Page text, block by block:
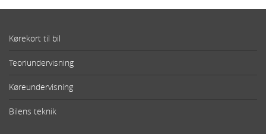
Kørekort til bil
Teoriundervisning
Køreundervisning
Bilens teknik